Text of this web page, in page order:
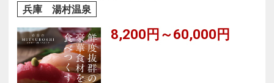
兵庫 湯村温泉
8,200円～60,000円